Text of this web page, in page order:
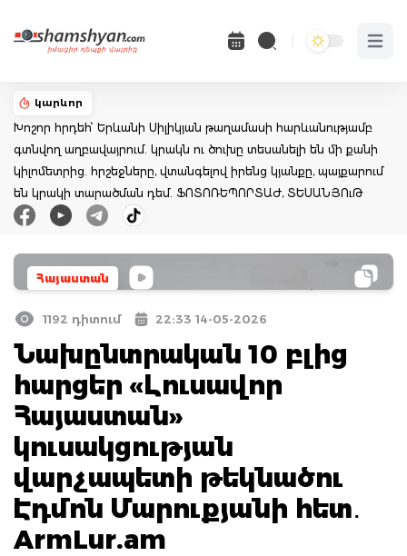
Open
կարևոր
Խոշոր հրդեհ՝ Երևանի Սիլիկյան թաղամասի հարևանությամբ
գտնվող աղբավայրում. կրակն ու ծուխը տեսանելի են մի քանի
կիլոմետրից. հրշեջները, վտանգելով իրենց կյանքը, պայքարում
են կրակի տարածման դեմ. ՖՈՏՈՌԵՊՈՐՏԱԺ, ՏԵՍԱՆՅՈւԹ
Հայաստան
1192 դիտում 22:33 14-05-2026
Նախընտրական 10 բլից
հարցեր «Լուսավոր
Հայաստան»
կուսակցության
վարչապետի թեկնածու
Էդմոն Մարուքյանի հետ․
ArmLur.am